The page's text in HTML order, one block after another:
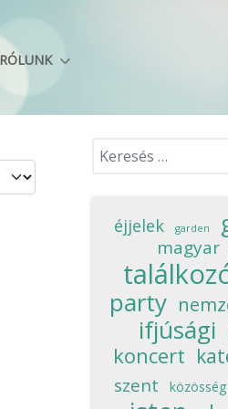
RÓLUNK
Keresés...
éjjelek garden
magyar
party
ifjúsági
koncert
szent közösség